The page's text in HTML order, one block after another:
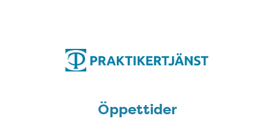
Öppettider